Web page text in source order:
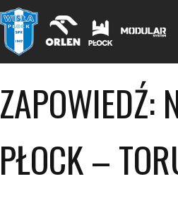
ZAPOWIEDŹ:
PŁOCK –